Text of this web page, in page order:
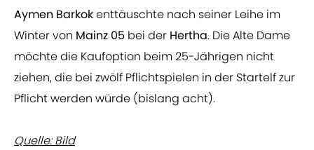
Aymen Barkokenttäuschte nach seiner Leihe im
Winter von Mainz 05 bei der Hertha. Die Alte Dame
möchte die Kaufoption beim 25-Jährigen nicht
ziehen, die bei zwölf Pflichtspielen in der Startelf zur
Pflicht werden würde (bislang acht).
Quelle: Bild